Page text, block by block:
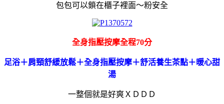
包包可以鎖在櫃子裡面～粉安全
全身指壓按摩全程70分
足浴＋肩頸舒緩放鬆＋全身指壓按摩＋舒活養生茶點＋暖心甜
湯
一整個就是好爽ＸＤＤＤ